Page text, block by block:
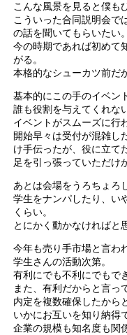
こんな風景を見ると僕も
こういった合同説明会で
の話を聞いてもらいたい。
今の時期であれば初めて
がる。
本格的なシューカツ前だ
基本的にこの手のイベン
誰も役割を与えてくれな
イベントがスムーズに行
開始早々は受付が混雑し
け手伝ったが、役に立て
足を引っ張っていただけ
あとは会場をうろちょろ
学生をナンパしたり、い
くらい。
とにかく動かなければと
今年も売り手市場と言わ
学生さんの活動次第。
有利にでも不利にでもで
また、有利だからと言っ
内定を複数確保したから
いかにお互いを知り納得
企業の規模も知名度も関